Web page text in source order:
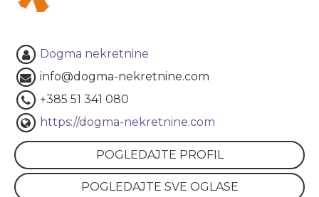
Dogma nekretnine
info@dogma-nekretnine.com
+385 51 341 080
https://dogma-nekretnine.com
POGLEDAJTE PROFIL
POGLEDAJTE SVE OGLASE